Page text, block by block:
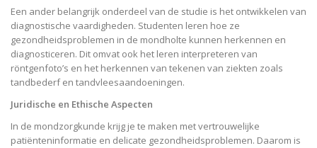
Een ander belangrijk onderdeel van de studie is het ontwikkelen van
diagnostische vaardigheden. Studenten leren hoe ze
gezondheidsproblemen in de mondholte kunnen herkennen en
diagnosticeren. Dit omvat ook het leren interpreteren van
röntgenfoto’s en het herkennen van tekenen van ziekten zoals
tandbederf en tandvleesaandoeningen.
Juridische en Ethische Aspecten
In de mondzorgkunde krijg je te maken met vertrouwelijke
patiënteninformatie en delicate gezondheidsproblemen. Daarom is